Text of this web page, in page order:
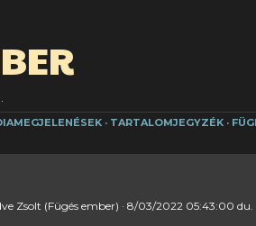
TARTALOMJEGYZÉK
Zsolt (Fügés ember) 8/03/2022 05:43:00 du.